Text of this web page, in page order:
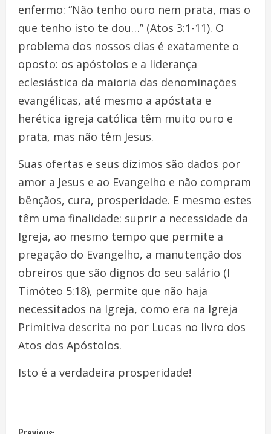
enfermo: “Não tenho ouro nem prata, mas o
que tenho isto te dou…” (Atos 3:1-11). O
problema dos nossos dias é exatamente o
oposto: os apóstolos e a liderança
eclesiástica da maioria das denominações
evangélicas, até mesmo a apóstata e
herética igreja católica têm muito ouro e
prata, mas não têm Jesus.
Suas ofertas e seus dízimos são dados por
amor a Jesus e ao Evangelho e não compram
bênçãos, cura, prosperidade. E mesmo estes
têm uma finalidade: suprir a necessidade da
Igreja, ao mesmo tempo que permite a
pregação do Evangelho, a manutenção dos
obreiros que são dignos do seu salário (I
Timóteo 5:18), permite que não haja
necessitados na Igreja, como era na Igreja
Primitiva descrita no por Lucas no livro dos
Atos dos Apóstolos.
Isto é a verdadeira prosperidade!